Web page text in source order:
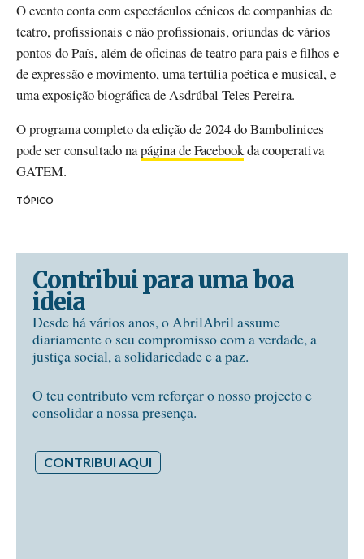
O evento conta com espectáculos cénicos de companhias de
teatro, profissionais e não profissionais, oriundas de vários
pontos do País, além de oficinas de teatro para pais e filhos e
de expressão e movimento, uma tertúlia poética e musical, e
uma exposição biográfica de Asdrúbal Teles Pereira.
O programa completo da edição de 2024 do Bambolinices
pode ser consultado napágina de Facebookda cooperativa
GATEM.
TÓPICO
Contribui para uma boa
ideia
Desde há vários anos, o AbrilAbril assume
diariamente o seu compromisso com a verdade, a
justiça social, a solidariedade e a paz.
O teu contributo vem reforçar o nosso projecto e
consolidar a nossa presença.
CONTRIBUI AQUI